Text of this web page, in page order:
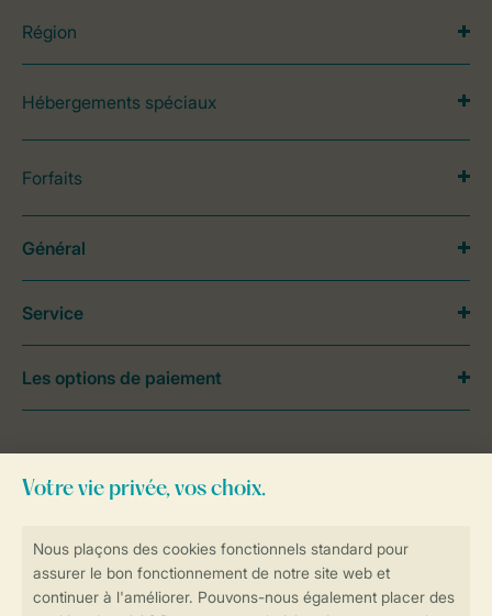
Région
Hébergements spéciaux
Forfaits
contactez notreContact Center.
Général
Service
Les options de paiement